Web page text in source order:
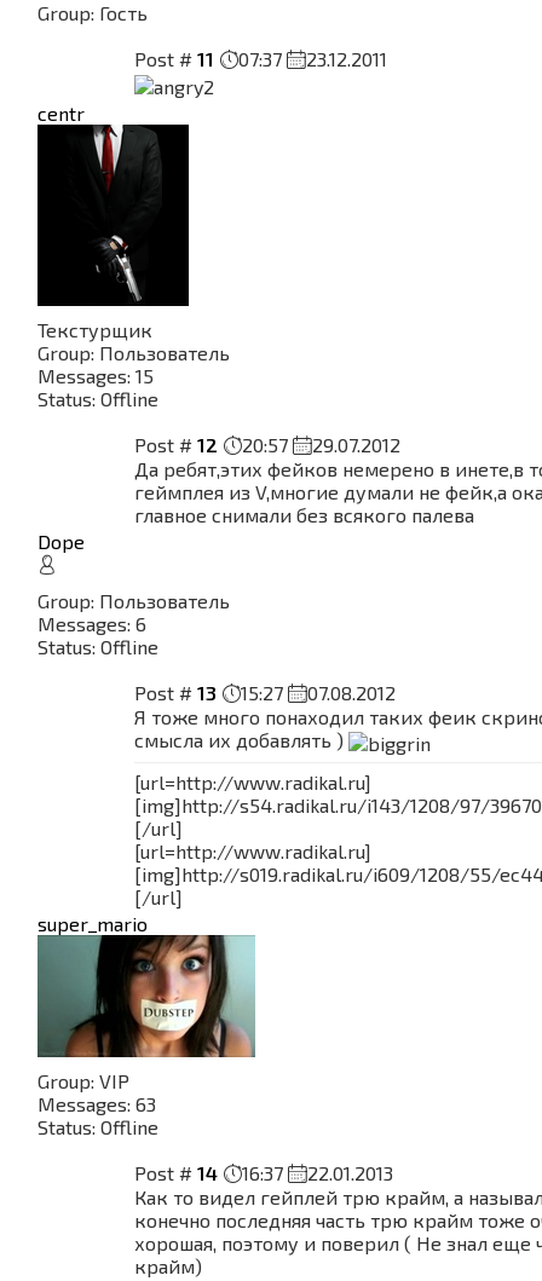
Group: Гость
Post # 11 07:37 23.12.2011
centr
Текстурщик
Group: Пользователь
Messages: 15
Status: Offline
Post # 12 20:57
29.07.2012
Да ребят,этих фейков немерено в инете,в
геймплея из V,многие думали не фейк,а
главное снимали без всякого палева
Dope
Group: Пользователь
Messages: 6
Status: Offline
Post # 13 15:27
07.08.2012
Я тоже много понаходил таких феик
смысла их добавлять )
[url=http://www.radikal.ru]
[img]http://s54.radikal.ru/i143/1208/97/
[/url]
[url=http://www.radikal.ru]
[img]http://s019.radikal.ru/i609/1208/55/
[/url]
super_mario
Group: VIP
Messages: 63
Status: Offline
Post # 14 16:37
22.01.2013
Как то видел гейплей трю крайм, а
конечно последняя часть трю крайм тоже
хорошая, поэтому и поверил ( Не знал еще
крайм)